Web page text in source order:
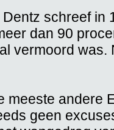
schreef in
dan 90
vermoord was.
meeste andere
geen